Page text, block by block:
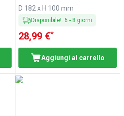
D 182 x H 100 mm
Disponibile!: 6 - 8 giorni
28,99 €*
Aggiungi al carrello